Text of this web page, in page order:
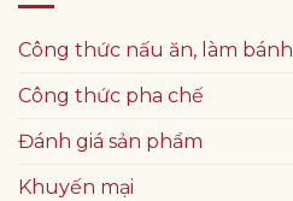
Công thức nấu ăn, làm bánh
Công thức pha chế
Đánh giá sản phẩm
Khuyến mại